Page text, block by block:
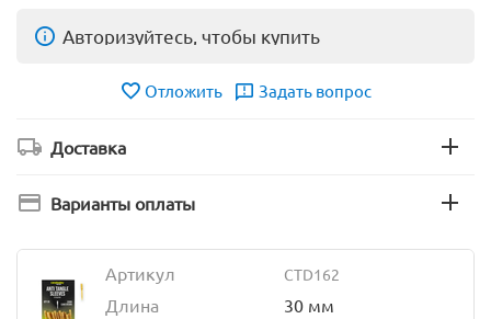
Авторизуйтесь, чтобы купить
Отложить Задать вопрос
Доставка
Варианты оплаты
Артикул CTD162
Длина
30 мм